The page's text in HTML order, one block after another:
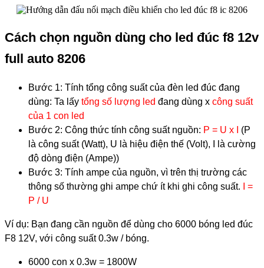
Cách chọn nguồn dùng cho led đúc f8 12v
full auto 8206
Bước 1: Tính tổng công suất của đèn led đúc đang
dùng: Ta lấy tổng số lượng led đang dùng x công suất
của 1 con led
Bước 2: Công thức tính công suất nguồn: P = U x I (P
là công suất (Watt), U là hiệu điện thế (Volt), I là cường
độ dòng điện (Ampe))
Bước 3: Tính ampe của nguồn, vì trên thị trường các
thông số thường ghi ampe chứ ít khi ghi công suất.
I =
P / U
Ví dụ: Bạn đang cần nguồn để dùng cho 6000 bóng led đúc
F8 12V, với công suất 0.3w / bóng.
6000 con x 0.3w = 1800W